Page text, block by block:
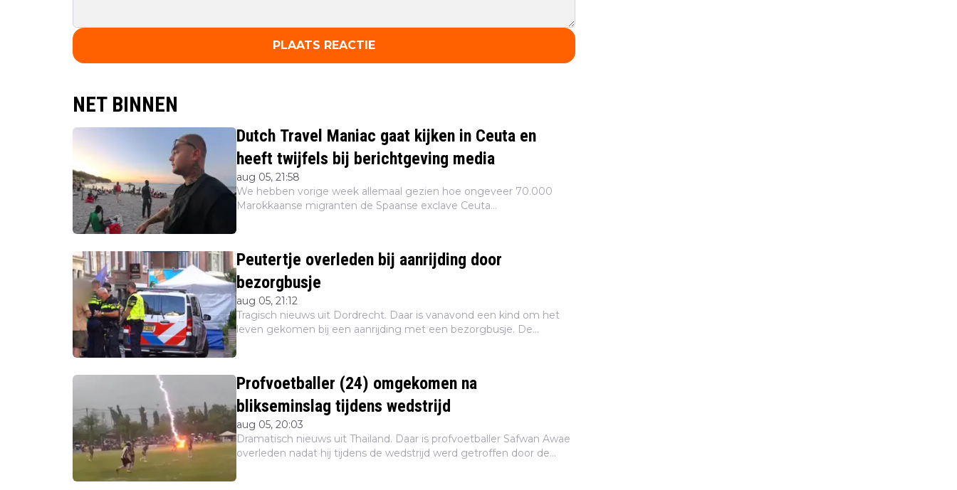
PLAATS REACTIE
NET BINNEN
Dutch Travel Maniac gaat kijken in Ceuta en
heeft twijfels bij berichtgeving media
aug 05, 21:58
We hebben vorige week allemaal gezien hoe ongeveer 70.000
Marokkaanse migranten de Spaanse exclave Ceuta
Peutertje overleden bij aanrijding door
bezorgbusje
aug 05, 21:12
Tragisch nieuws uit Dordrecht. Daar is vanavond een kind om het
leven gekomen bij een aanrijding met een bezorgbusje. De
Profvoetballer (24) omgekomen na
blikseminslag tijdens wedstrijd
aug 05, 20:03
Dramatisch nieuws uit Thailand. Daar is profvoetballer Safwan Awae
overleden nadat hij tijdens de wedstrijd werd getroffen door de